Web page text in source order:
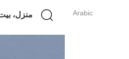
Arabic منزل،